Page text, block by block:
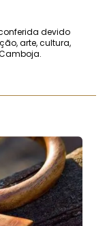
devido
arte, cultura,